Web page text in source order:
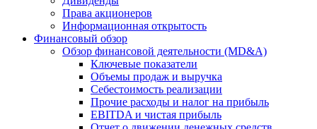
Права акционеров
Информационная открытость
Финансовый обзор
Обзор финансовой деятельности (MD&A)
Ключевые показатели
Объемы продаж и выручка
Себестоимость реализации
Прочие расходы и налог на прибыль
EBITDA и чистая прибыль